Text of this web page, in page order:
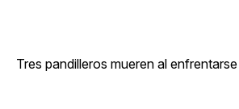
Tres pandilleros mueren al